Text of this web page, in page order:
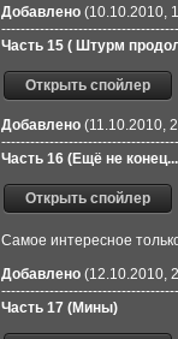
Добавлено (10.10.2010,
Часть 15 ( Штурм
Добавлено (11.10.2010,
Часть 16 (Ещё не
Самое интересное
Добавлено (12.10.2010,
Часть 17 (Мины)